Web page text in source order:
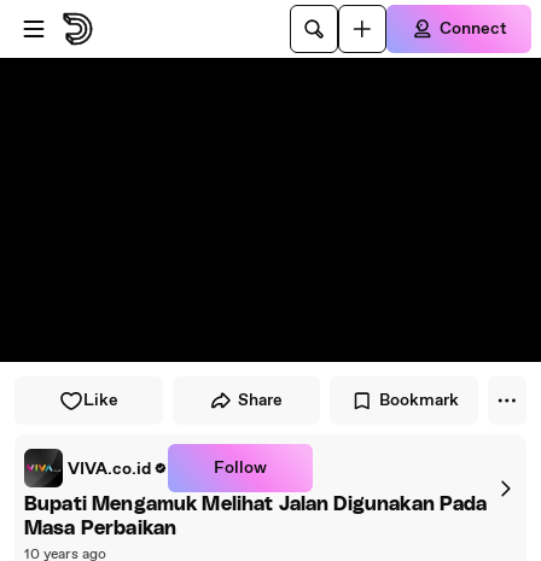
Skip to player
Skip to main content
Connect
Like Share Bookmark
VIVA.co.id Follow
Bupati Mengamuk Melihat Jalan Digunakan Pada
Masa Perbaikan
10 years ago